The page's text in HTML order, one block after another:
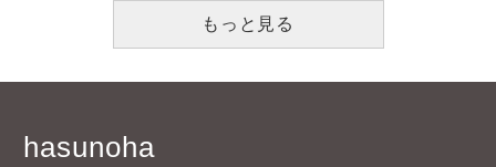
もっと見る
hasunoha